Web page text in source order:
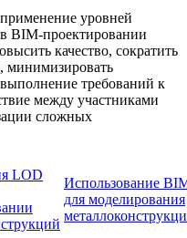
уровней
BIM-проектировании
качество, сократить
минимизировать
требований к
между участниками
сложных
LOD
Использование
для моделирования